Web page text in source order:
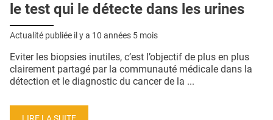
le test qui le détecte dans les urines
Actualité publiée il y a 10 années 5 mois
Eviter les biopsies inutiles, c’est l’objectif de plus en plus
clairement partagé par la communauté médicale dans la
détection et le diagnostic du cancer de la ...